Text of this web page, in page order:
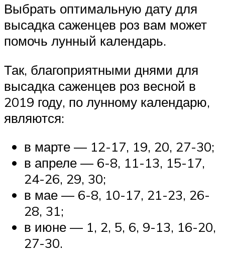
Выбрать оптимальную дату для
высадка саженцев роз вам может
помочь лунный календарь.
Так, благоприятными днями для
высадка саженцев роз весной в
2019 году, по лунному календарю,
являются:
в марте — 12-17, 19, 20, 27-30;
в апреле — 6-8, 11-13, 15-17,
24-26, 29, 30;
в мае — 6-8, 10-17, 21-23, 26-
28, 31;
в июне — 1, 2, 5, 6, 9-13, 16-20,
27-30.